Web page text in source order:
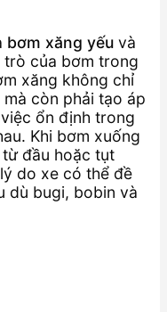
bơm xăng yếu và
trò của bơm trong
xăng không chỉ
mà còn phải tạo áp
ổn định trong
Khi bơm xuống
đầu hoặc tụt
do xe có thể đề
dù bugi, bobin và